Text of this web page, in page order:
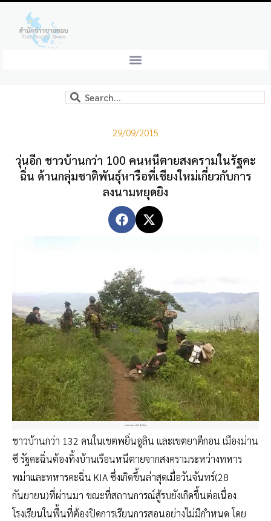
29/09/2015
วุ่นอีก ชาวบ้านกว่า 100 คนหนีตายสงครามในรัฐคะ
ฉิ่น ด้านกลุ่มชาติพันธุ์หารือที่เชียงใหม่เกี่ยวกับการ
ลงนามหยุดยิง
ภาพจาก Lachid Kachin
ชาวบ้านกว่า 132 คนในเขตพยิ่นอูลิน และเขตยาตีกอน เมืองม่าน
ซี รัฐคะฉิ่นต้องทิ้งบ้านเรือนหนีตายจากสงครามระหว่างทหาร
พม่าและทหารคะฉิ่น KIA ซึ่งเกิดขึ้นล่าสุดเมื่อวันจันทร์(28
กันยายน)ที่ผ่านมา ขณะที่สถานการณ์สู้รบยังเกิดขึ้นต่อเนื่อง
โรงเรียนในพื้นที่ต้องปิดการเรียนการสอนอย่างไม่มีกำหนด โดย